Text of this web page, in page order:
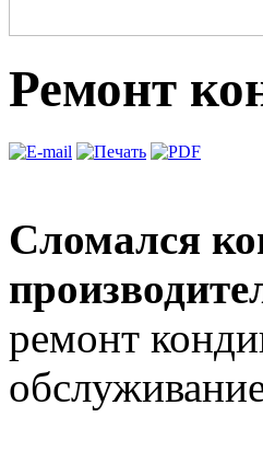
Ремонт
Сломался
ремонт